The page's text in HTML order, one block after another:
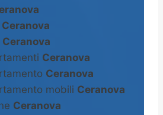
Ceranova
Ceranova
Ceranova
Ceranova
mobili Ceranova
Ceranova